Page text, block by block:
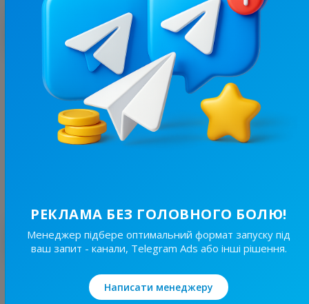
З цим каналом часто купують
/
2.2K
Бровари⚡️Незламні
Новини/ЗМІ, Регіональні
Ціна реклами
Найкращі за темою
19.8K/
4.8K
Новини Львівщини та України
РЕКЛАМА БЕЗ ГОЛОВНОГО БОЛЮ!
Менеджер підбере оптимальний формат запуску під
ваш запит - канали, Telegram Ads або інші рішення.
Написати менеджеру